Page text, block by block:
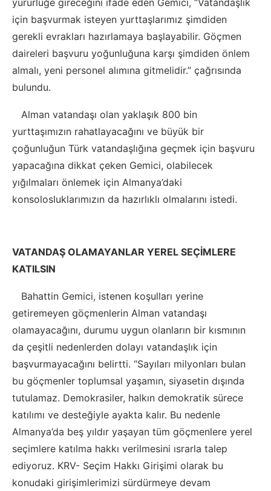
yürürlüğe gireceğini ifade eden Gemici, “Vatandaşlık
için başvurmak isteyen yurttaşlarımız şimdiden
gerekli evrakları hazırlamaya başlayabilir. Göçmen
daireleri başvuru yoğunluğuna karşı şimdiden önlem
almalı, yeni personel alımına gitmelidir.” çağrısında
bulundu.
Alman vatandaşı olan yaklaşık 800 bin
yurttaşımızın rahatlayacağını ve büyük bir
çoğunluğun Türk vatandaşlığına geçmek için başvuru
yapacağına dikkat çeken Gemici, olabilecek
yığılmaları önlemek için Almanya’daki
konsolosluklarımızın da hazırlıklı olmalarını istedi.
VATANDAŞ OLAMAYANLAR YEREL SEÇİMLERE
KATILSIN
Bahattin Gemici, istenen koşulları yerine
getiremeyen göçmenlerin Alman vatandaşı
olamayacağını, durumu uygun olanların bir kısmının
da çeşitli nedenlerden dolayı vatandaşlık için
başvurmayacağını belirtti. “Sayıları milyonları bulan
bu göçmenler toplumsal yaşamın, siyasetin dışında
tutulamaz. Demokrasiler, halkın demokratik sürece
katılımı ve desteğiyle ayakta kalır. Bu nedenle
Almanya’da beş yıldır yaşayan tüm göçmenlere yerel
seçimlere katılma hakkı verilmesini ısrarla talep
ediyoruz. KRV- Seçim Hakkı Girişimi olarak bu
konudaki girişimlerimizi sürdürmeye devam